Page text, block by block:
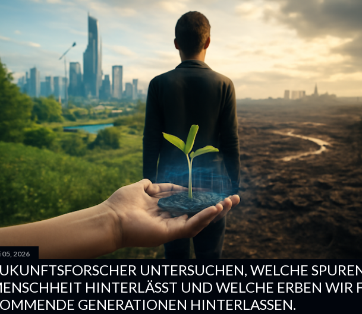
05, 2026
UNTERSUCHEN, WELCHE
HINTERLÄSST UND WELCHE ERBEN WIR
GENERATIONEN HINTERLASSEN.